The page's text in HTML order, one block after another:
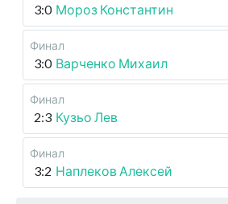
3:0 Мороз Константин
Финал
3:0 Варченко Михаил
Финал
2:3 Кузьо Лев
Финал
3:2 Наплеков Алексей